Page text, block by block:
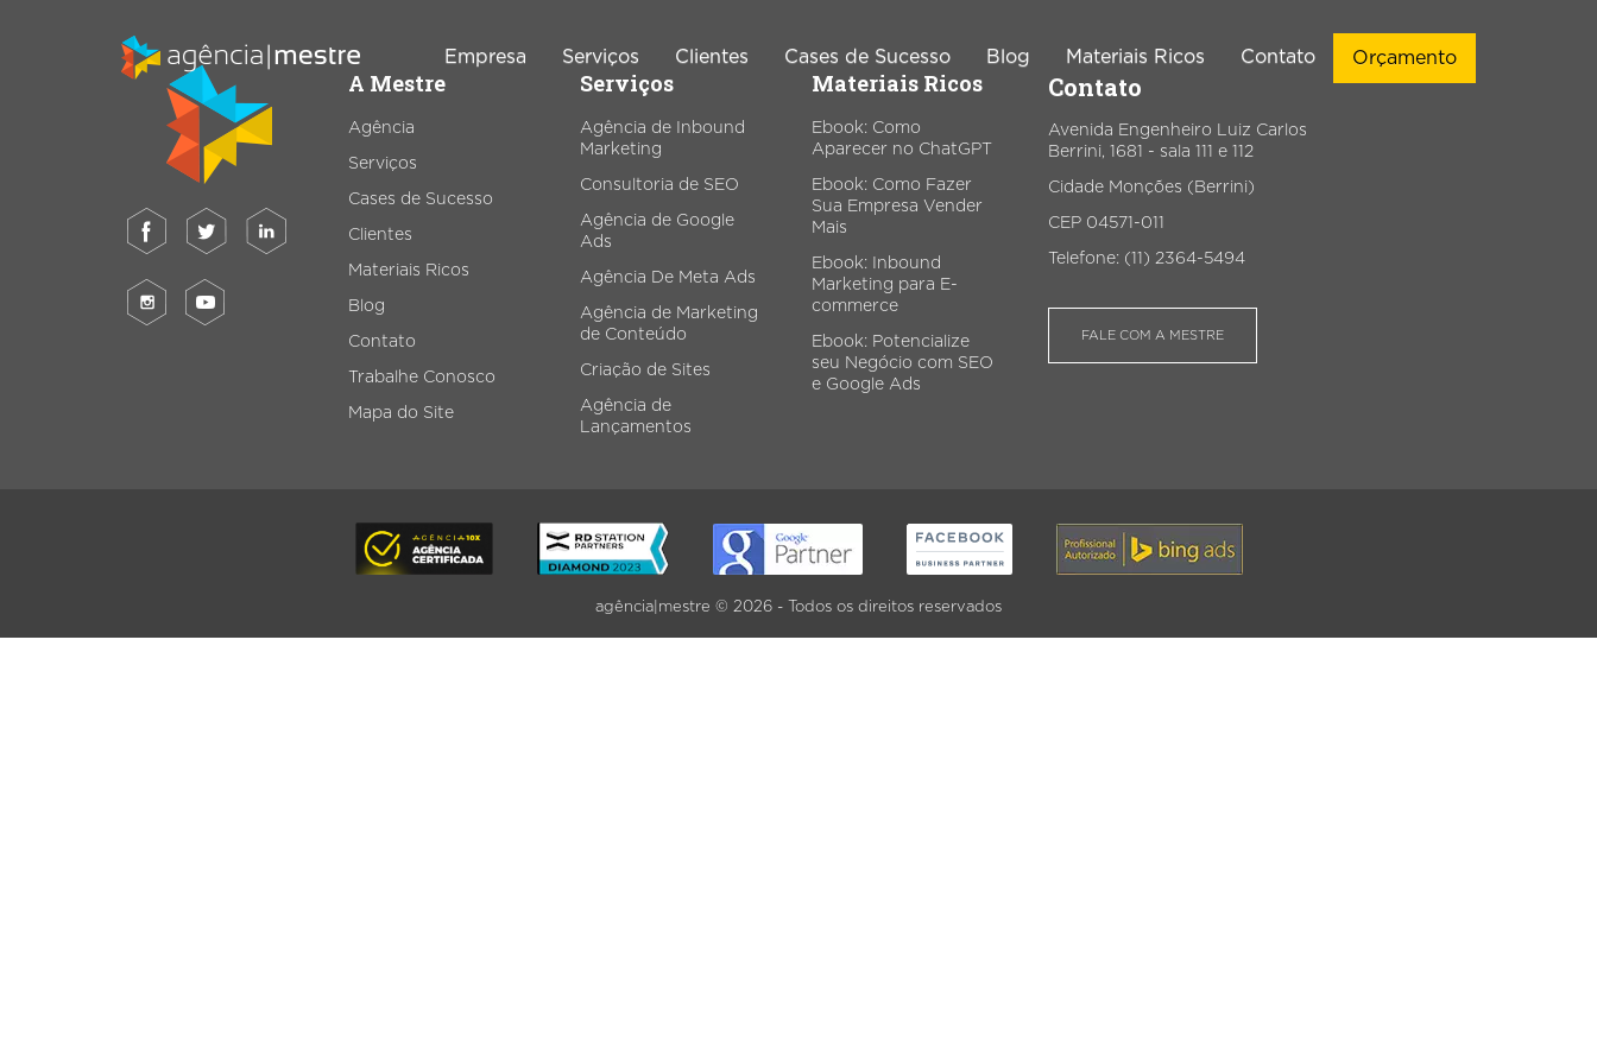
Empresa Serviços
Marketing
Inbound
Gestão de RD
SEO
Consultoria de
Auditoria de
Migração de
Tráfego Pago
Google Ads
Meta Ads
Tráfego Pago para E-
Business Intelligence
Google Analytics
Google Tag Manager
Commerce
Criação de
WordPress
VER MAIS SERVIÇOS
Clientes Cases de Sucesso Blog Materiais Ricos Contato Orçamento
A Mestre
Agência
Serviços
Cases de Sucesso
Clientes
Materiais Ricos
Blog
Contato
Trabalhe Conosco
Mapa do Site
Serviços
Agência de Inbound
Marketing
Consultoria de SEO
Agência de Google
Ads
Agência De Meta Ads
Agência de Marketing
de Conteúdo
Criação de Sites
Agência de
Lançamentos
Materiais Ricos
Ebook: Como
Aparecer no ChatGPT
Ebook: Como Fazer
Sua Empresa Vender
Mais
Ebook: Inbound
Marketing para E-
commerce
Ebook: Potencialize
seu Negócio com SEO
e Google Ads
Contato
Avenida Engenheiro Luiz Carlos
Berrini, 1681 - sala 111 e 112
Cidade Monções (Berrini)
CEP 04571-011
Telefone: (11) 2364-5494
FALE COM A MESTRE
agência|mestre © 2026 - Todos os direitos reservados